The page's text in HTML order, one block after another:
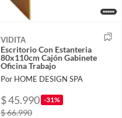
VIDITA
Escritorio Con Estanteria
80x110cm Cajón Gabinete
Oficina Trabajo
Por HOME DESIGN SPA
$ 45.990 -31%
$ 66.990